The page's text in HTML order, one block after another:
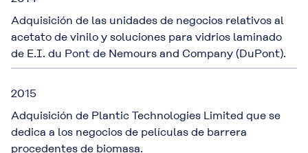
Adquisición de las unidades de negocios relativos al
acetato de vinilo y soluciones para vidrios laminado
de E.I. du Pont de Nemours and Company (DuPont).
2015
Adquisición de Plantic Technologies Limited que se
dedica a los negocios de películas de barrera
procedentes de biomasa.